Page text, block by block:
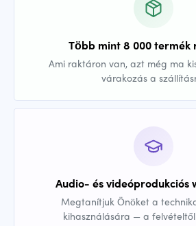
Több mint 8 000 termék
Ami raktáron van, azt még ma
várakozás a
Audio- és videóprodukciós
Megtanítjuk Önöket a
kihasználására — a